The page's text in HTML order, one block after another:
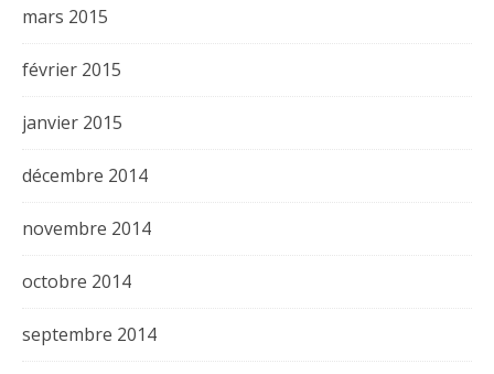
mars 2015
février 2015
janvier 2015
décembre 2014
novembre 2014
octobre 2014
septembre 2014